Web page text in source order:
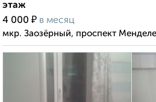
этаж
4 000 ₽ в месяц
мкр. Заозёрный, проспект